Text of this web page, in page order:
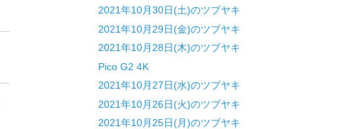
2021年10月30日(土)のツブヤキ
2021年10月29日(金)のツブヤキ
2021年10月28日(木)のツブヤキ
Pico G2 4K
2021年10月27日(水)のツブヤキ
2021年10月26日(火)のツブヤキ
2021年10月25日(月)のツブヤキ